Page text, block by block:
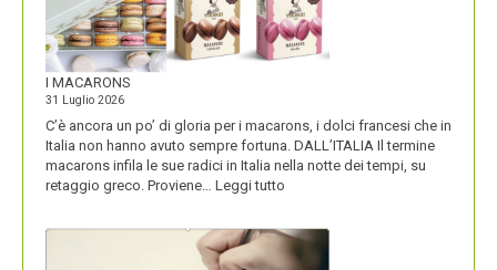
I MACARONS
31 Luglio 2026
C’è ancora un po’ di gloria per i macarons, i dolci francesi che in
Italia non hanno avuto sempre fortuna. DALL’ITALIA Il termine
macarons infila le sue radici in Italia nella notte dei tempi, su
retaggio greco. Proviene… Leggi tutto